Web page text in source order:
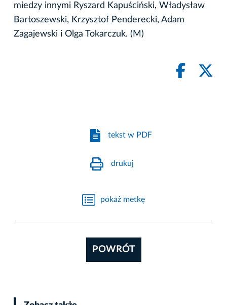
miedzy innymi Ryszard Kapuściński, Władysław
Bartoszewski, Krzysztof Penderecki, Adam
Zagajewski i Olga Tokarczuk. (M)
tekst w PDF
drukuj
pokaż metkę
POWRÓT